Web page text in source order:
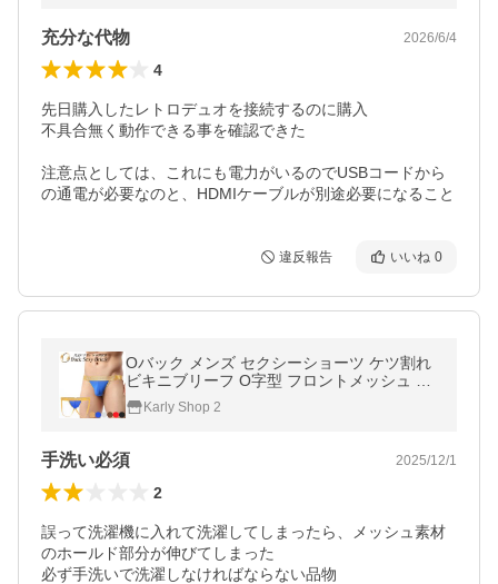
充分な代物 2026/6/4
4
先日購入したレトロデュオを接続するのに購入
不具合無く動作できる事を確認できた
注意点としては、これにも電力がいるのでUSBコードから
の通電が必要なのと、HDMIケーブルが別途必要になること
違反報告 いいね 0
Oバック メンズ セクシーショーツ ケツ割れ
ビキニブリーフ O字型 フロントメッシュ ス
ケスケ 透ける ウエストゴム 開放感 過激 エ
ロい 黒 白 赤 青 茶 mk004
Karly Shop 2
手洗い必須 2025/12/1
2
誤って洗濯機に入れて洗濯してしまったら、メッシュ素材
のホールド部分が伸びてしまった
必ず手洗いで洗濯しなければならない品物